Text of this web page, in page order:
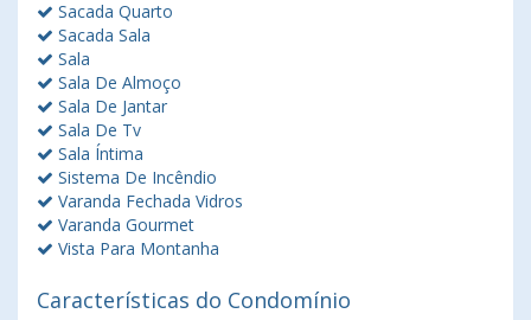
Sacada Quarto
Sacada Sala
Sala
Sala De Almoço
Sala De Jantar
Sala De Tv
Sala Íntima
Sistema De Incêndio
Varanda Fechada Vidros
Varanda Gourmet
Vista Para Montanha
Características do Condomínio